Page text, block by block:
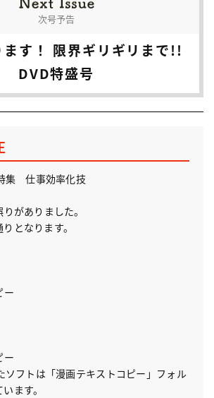
次号予告
ます！ 限界ギリギリまで!!
DVD特盛号
集 仕事効率化技
がありました。
となります。
ー
ー
フトは「漫画テキストコピー」フォル
ます。